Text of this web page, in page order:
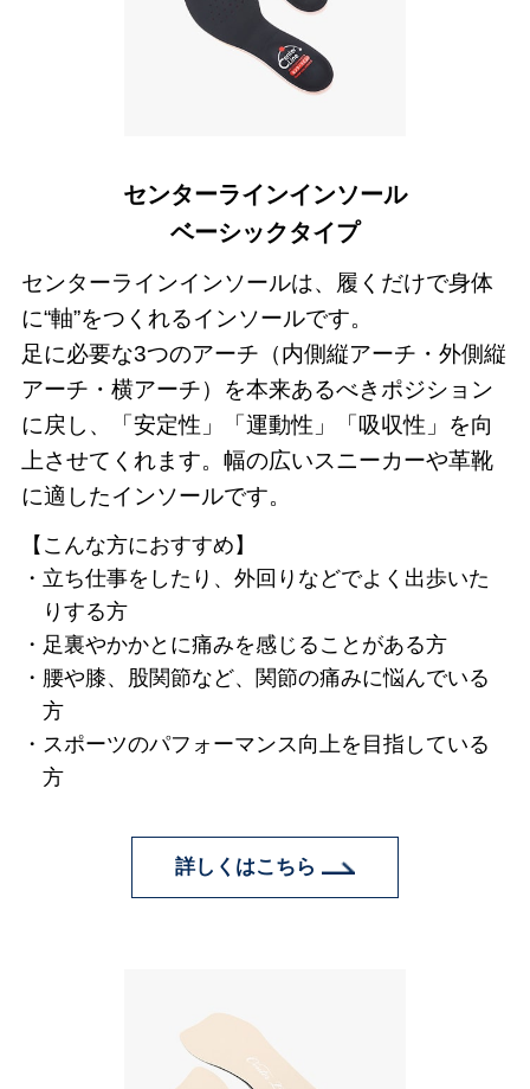
センターラインインソール
ベーシックタイプ
センターラインインソールは、履くだけで身体
に“軸”をつくれるインソールです。
足に必要な3つのアーチ（内側縦アーチ・外側縦
アーチ・横アーチ）を本来あるべきポジション
に戻し、「安定性」「運動性」「吸収性」を向
上させてくれます。幅の広いスニーカーや革靴
に適したインソールです。
【こんな方におすすめ】
立ち仕事をしたり、外回りなどでよく出歩いた
りする方
足裏やかかとに痛みを感じることがある方
腰や膝、股関節など、関節の痛みに悩んでいる
方
スポーツのパフォーマンス向上を目指している
方
詳しくはこちら